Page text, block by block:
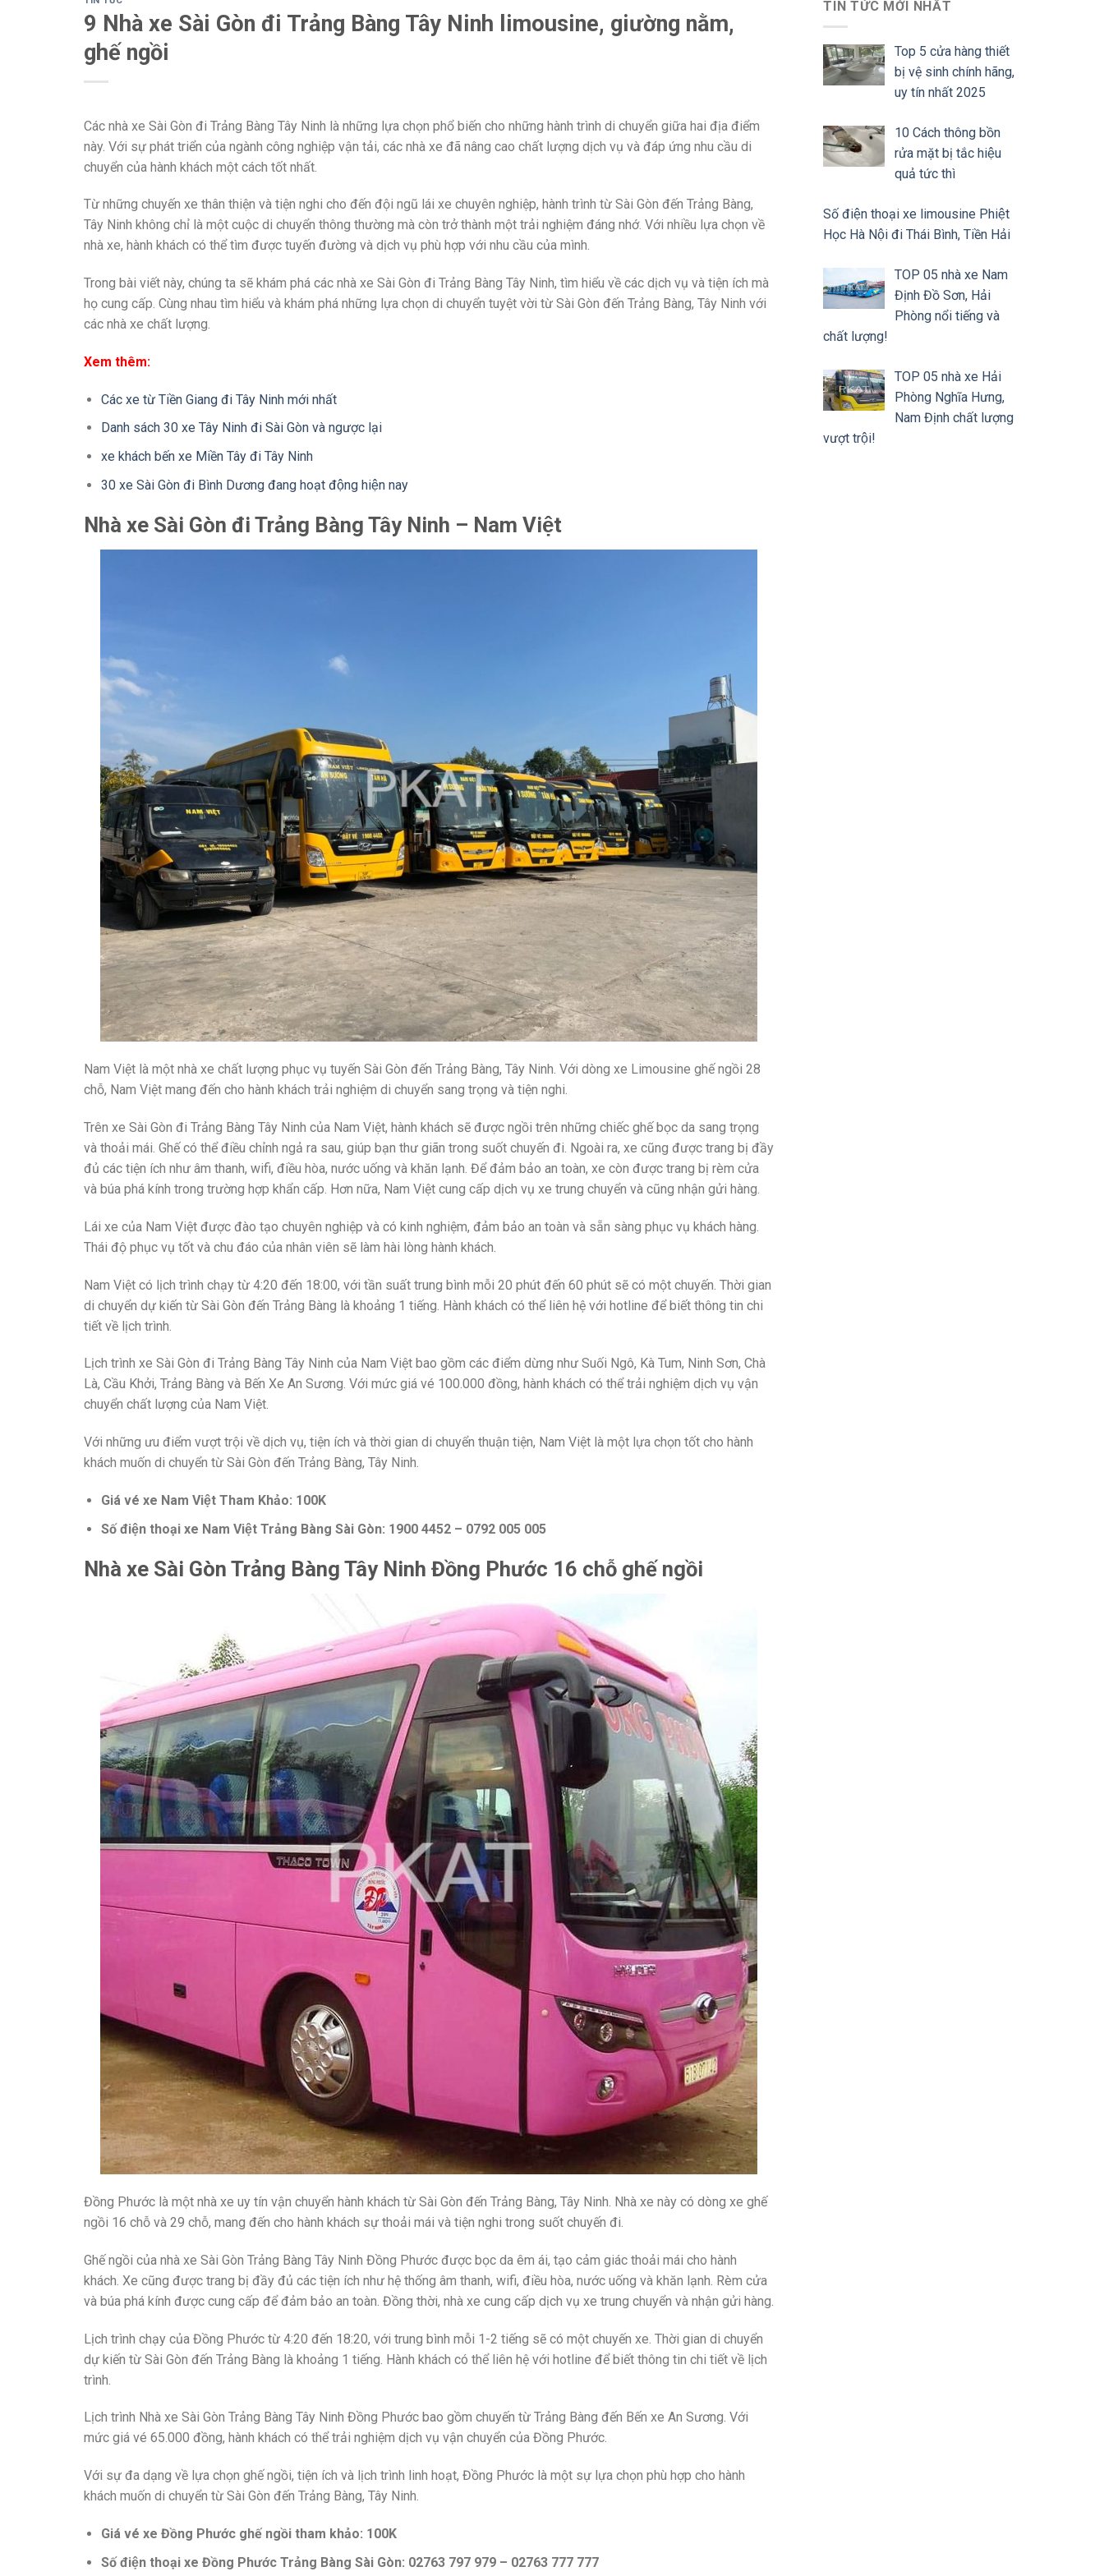
9 Nhà xe Sài Gòn đi Trảng Bàng Tây Ninh limousine, giường nằm,
ghế ngồi
Các nhà xe Sài Gòn đi Trảng Bàng Tây Ninh là những lựa chọn phổ biến cho những hành trình di chuyển giữa hai địa điểm
này. Với sự phát triển của ngành công nghiệp vận tải, các nhà xe đã nâng cao chất lượng dịch vụ và đáp ứng nhu cầu di
chuyển của hành khách một cách tốt nhất.
Từ những chuyến xe thân thiện và tiện nghi cho đến đội ngũ lái xe chuyên nghiệp, hành trình từ Sài Gòn đến Trảng Bàng,
Tây Ninh không chỉ là một cuộc di chuyển thông thường mà còn trở thành một trải nghiệm đáng nhớ. Với nhiều lựa chọn về
nhà xe, hành khách có thể tìm được tuyến đường và dịch vụ phù hợp với nhu cầu của mình.
Trong bài viết này, chúng ta sẽ khám phá các nhà xe Sài Gòn đi Trảng Bàng Tây Ninh, tìm hiểu về các dịch vụ và tiện ích mà
họ cung cấp. Cùng nhau tìm hiểu và khám phá những lựa chọn di chuyển tuyệt vời từ Sài Gòn đến Trảng Bàng, Tây Ninh với
các nhà xe chất lượng.
Xem thêm:
Các xe từ Tiền Giang đi Tây Ninh mới nhất
Danh sách 30 xe Tây Ninh đi Sài Gòn và ngược lại
xe khách bến xe Miền Tây đi Tây Ninh
30 xe Sài Gòn đi Bình Dương đang hoạt động hiện nay
Nhà xe Sài Gòn đi Trảng Bàng Tây Ninh – Nam Việt
Nam Việt là một nhà xe chất lượng phục vụ tuyến Sài Gòn đến Trảng Bàng, Tây Ninh. Với dòng xe Limousine ghế ngồi 28
chỗ, Nam Việt mang đến cho hành khách trải nghiệm di chuyển sang trọng và tiện nghi.
Trên xe Sài Gòn đi Trảng Bàng Tây Ninh của Nam Việt, hành khách sẽ được ngồi trên những chiếc ghế bọc da sang trọng
và thoải mái. Ghế có thể điều chỉnh ngả ra sau, giúp bạn thư giãn trong suốt chuyến đi. Ngoài ra, xe cũng được trang bị đầy
đủ các tiện ích như âm thanh, wifi, điều hòa, nước uống và khăn lạnh. Để đảm bảo an toàn, xe còn được trang bị rèm cửa
và búa phá kính trong trường hợp khẩn cấp. Hơn nữa, Nam Việt cung cấp dịch vụ xe trung chuyển và cũng nhận gửi hàng.
Lái xe của Nam Việt được đào tạo chuyên nghiệp và có kinh nghiệm, đảm bảo an toàn và sẵn sàng phục vụ khách hàng.
Thái độ phục vụ tốt và chu đáo của nhân viên sẽ làm hài lòng hành khách.
Nam Việt có lịch trình chạy từ 4:20 đến 18:00, với tần suất trung bình mỗi 20 phút đến 60 phút sẽ có một chuyến. Thời gian
di chuyển dự kiến từ Sài Gòn đến Trảng Bàng là khoảng 1 tiếng. Hành khách có thể liên hệ với hotline để biết thông tin chi
tiết về lịch trình.
Lịch trình xe Sài Gòn đi Trảng Bàng Tây Ninh của Nam Việt bao gồm các điểm dừng như Suối Ngô, Kà Tum, Ninh Sơn, Chà
Là, Cầu Khởi, Trảng Bàng và Bến Xe An Sương. Với mức giá vé 100.000 đồng, hành khách có thể trải nghiệm dịch vụ vận
chuyển chất lượng của Nam Việt.
Với những ưu điểm vượt trội về dịch vụ, tiện ích và thời gian di chuyển thuận tiện, Nam Việt là một lựa chọn tốt cho hành
khách muốn di chuyển từ Sài Gòn đến Trảng Bàng, Tây Ninh.
Giá vé xe Nam Việt Tham Khảo: 100K
Số điện thoại xe Nam Việt Trảng Bàng Sài Gòn: 1900 4452 – 0792 005 005
Nhà xe Sài Gòn Trảng Bàng Tây Ninh Đồng Phước 16 chỗ ghế ngồi
Đồng Phước là một nhà xe uy tín vận chuyển hành khách từ Sài Gòn đến Trảng Bàng, Tây Ninh. Nhà xe này có dòng xe ghế
ngồi 16 chỗ và 29 chỗ, mang đến cho hành khách sự thoải mái và tiện nghi trong suốt chuyến đi.
Ghế ngồi của nhà xe Sài Gòn Trảng Bàng Tây Ninh Đồng Phước được bọc da êm ái, tạo cảm giác thoải mái cho hành
khách. Xe cũng được trang bị đầy đủ các tiện ích như hệ thống âm thanh, wifi, điều hòa, nước uống và khăn lạnh. Rèm cửa
và búa phá kính được cung cấp để đảm bảo an toàn. Đồng thời, nhà xe cung cấp dịch vụ xe trung chuyển và nhận gửi hàng.
Lịch trình chạy của Đồng Phước từ 4:20 đến 18:20, với trung bình mỗi 1-2 tiếng sẽ có một chuyến xe. Thời gian di chuyển
dự kiến từ Sài Gòn đến Trảng Bàng là khoảng 1 tiếng. Hành khách có thể liên hệ với hotline để biết thông tin chi tiết về lịch
trình.
Lịch trình Nhà xe Sài Gòn Trảng Bàng Tây Ninh Đồng Phước bao gồm chuyến từ Trảng Bàng đến Bến xe An Sương. Với
mức giá vé 65.000 đồng, hành khách có thể trải nghiệm dịch vụ vận chuyển của Đồng Phước.
Với sự đa dạng về lựa chọn ghế ngồi, tiện ích và lịch trình linh hoạt, Đồng Phước là một sự lựa chọn phù hợp cho hành
khách muốn di chuyển từ Sài Gòn đến Trảng Bàng, Tây Ninh.
Giá vé xe Đồng Phước ghế ngồi tham khảo: 100K
Số điện thoại xe Đồng Phước Trảng Bàng Sài Gòn: 02763 797 979 – 02763 777 777
TIN TỨC MỚI NHẤT
Top 5 cửa hàng thiết
bị vệ sinh chính hãng,
uy tín nhất 2025
10 Cách thông bồn
rửa mặt bị tắc hiệu
quả tức thì
Số điện thoại xe limousine Phiệt
Học Hà Nội đi Thái Bình, Tiền Hải
TOP 05 nhà xe Nam
Định Đồ Sơn, Hải
Phòng nổi tiếng và
chất lượng!
TOP 05 nhà xe Hải
Phòng Nghĩa Hưng,
Nam Định chất lượng
vượt trội!